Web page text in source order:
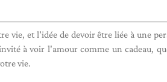
vie, et l'idée de devoir être liée à une
à voir l'amour comme un cadeau,
vie.